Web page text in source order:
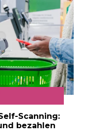
warm denim jacket uses
Scanning:
bezahlen